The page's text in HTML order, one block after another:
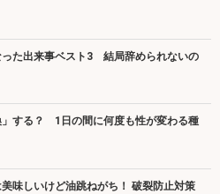
った出来事ベスト3 結局辞められないの
」する？ 1日の間に何度も性が変わる種
味しいけど油跳ねがち！ 破裂防止対策